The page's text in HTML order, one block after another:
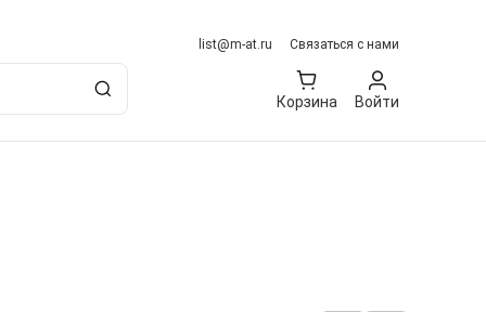
list@m-at.ru Связаться с нами
Корзина Войти